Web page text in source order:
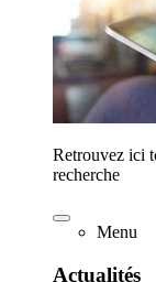
Retrouvez ici
recherche
Menu
Actualités